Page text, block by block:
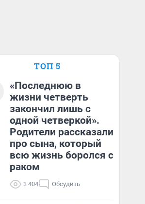
ТОП 5
«Последнюю в
жизни четверть
закончил лишь с
одной четверкой».
Родители рассказали
про сына, который
всю жизнь боролся с
раком
3 404 Обсудить